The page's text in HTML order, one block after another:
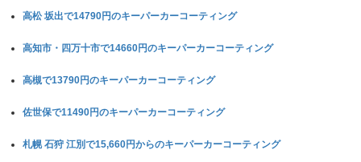
高松 坂出で14790円のキーパーカーコーティング
高知市・四万十市で14660円のキーパーカーコーティング
高槻で13790円のキーパーカーコーティング
佐世保で11490円のキーパーカーコーティング
札幌 石狩 江別で15,660円からのキーパーカーコーティング